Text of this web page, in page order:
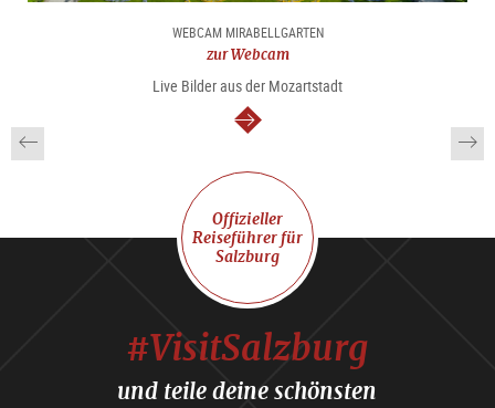
WEBCAM MIRABELLGARTEN
zur Webcam
Live Bilder aus der Mozartstadt
weiter
Offizieller
Reiseführer für
Salzburg
#VisitSalzburg
und teile deine schönsten